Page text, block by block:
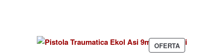
OFERTAPRODUCTO